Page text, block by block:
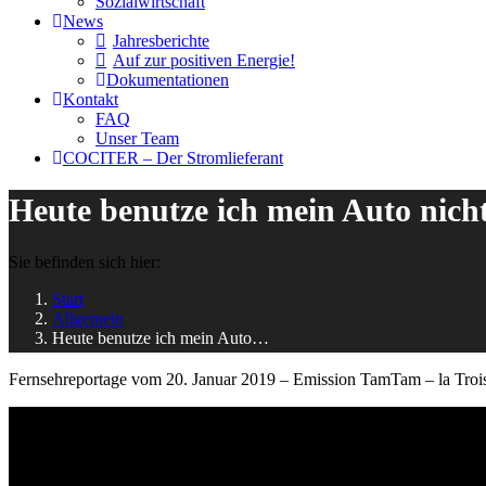
News
Jahresberichte
Auf zur positiven Energie!
Dokumentationen
Kontakt
FAQ
Unser Team
COCITER – Der Stromlieferant
Heute benutze ich mein Auto
Sie befinden sich hier:
Start
Allgemein
Heute benutze ich mein Auto…
Fernsehreportage vom 20. Januar 2019 – Emission TamTam – la